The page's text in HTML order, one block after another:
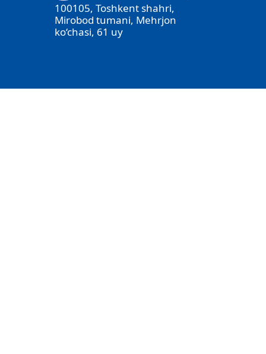
100105, Toshkent shahri,
Mirobod tumani, Mehrjon
ko‘chasi, 61 uy